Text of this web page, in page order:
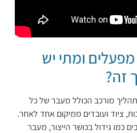
ומתי יש
זה?
מורכב הכולל מעבר של כל
ציוד ועובדים ממיקום אחד לאחר.
כמו גידול בכושר הייצור, מעבר